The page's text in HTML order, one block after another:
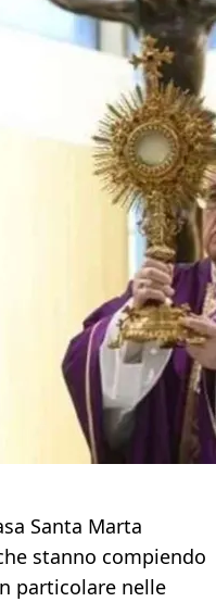
Santa Marta
stanno compiendo
particolare nelle